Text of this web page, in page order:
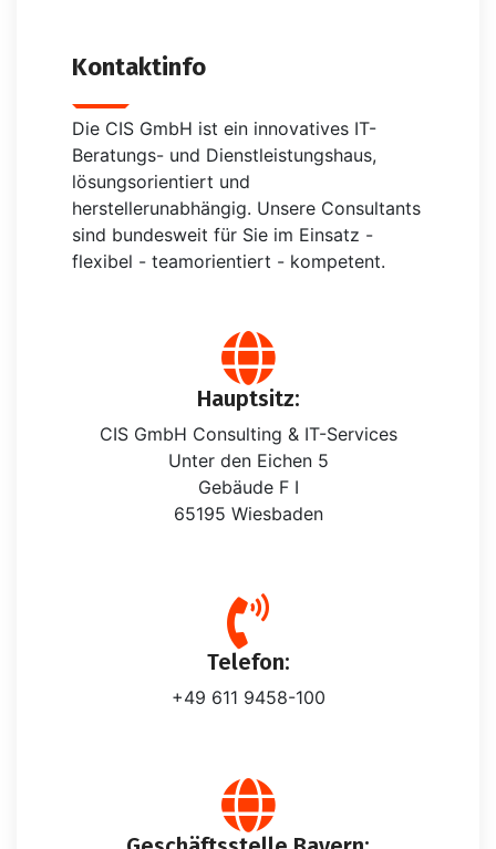
Kontaktinfo
Die CIS GmbH ist ein innovatives IT-
Beratungs- und Dienstleistungshaus,
lösungsorientiert und
herstellerunabhängig. Unsere Consultants
sind bundesweit für Sie im Einsatz -
flexibel - teamorientiert - kompetent.
Hauptsitz:
CIS GmbH Consulting & IT-Services
Unter den Eichen 5
Gebäude F I
65195 Wiesbaden
Telefon:
+49 611 9458-100